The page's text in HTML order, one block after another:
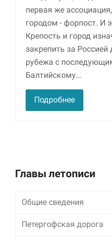
первая же
городом - форпост. И
Крепость и город
закрепить за
рубежа с
Балтийскому…
Подробнее
Главы летописи
Общие сведения
Петергофская дорога